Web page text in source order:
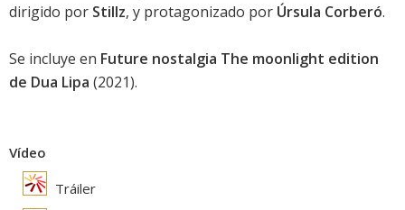
dirigido por Stillz, y protagonizado por Úrsula Corberó.
Se incluye en Future nostalgia The moonlight edition
de Dua Lipa (2021).
Vídeo
Tráiler